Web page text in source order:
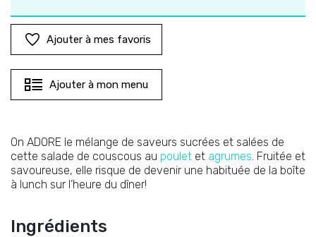
Ajouter à mes favoris
Ajouter à mon menu
On ADORE le mélange de saveurs sucrées et salées de
cette salade de couscous au poulet et agrumes. Fruitée et
savoureuse, elle risque de devenir une habituée de la boîte
à lunch sur l’heure du dîner!
Ingrédients